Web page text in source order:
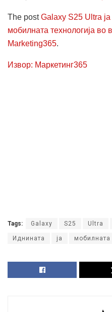
The postGalaxy S25 Ultra
мобилната технологија во
Marketing365.
Извор: Маркетинг365
Tags: Galaxy S25 Ultra
Иднината ја мобилната